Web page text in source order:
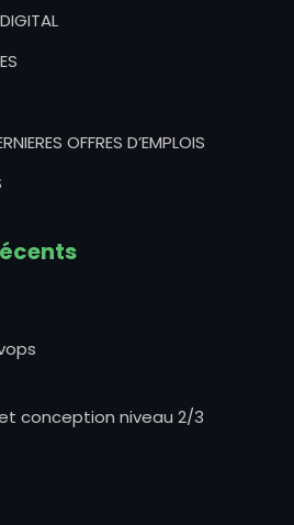
OFFRES D’EMPLOIS
conception niveau 2/3